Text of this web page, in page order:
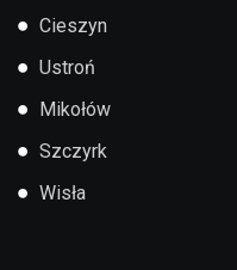
● Cieszyn
● Ustroń
● Mikołów
● Szczyrk
● Wisła